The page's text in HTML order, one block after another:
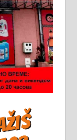
058
са Б
на
у
на
од